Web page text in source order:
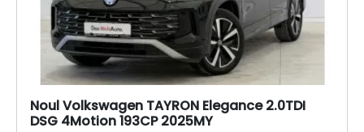
Noul Volkswagen TAYRON Elegance 2.0TDI
DSG 4Motion 193CP 2025MY